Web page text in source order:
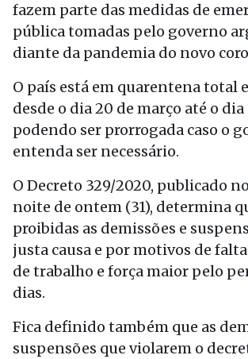
fazem parte das medidas de
pública tomadas pelo governo
diante da pandemia do novo
O país está em quarentena total
desde o dia 20 de março até o dia
podendo ser prorrogada caso o
entenda ser necessário.
O Decreto 329/2020, publicado
noite de ontem (31), determina
proibidas as demissões e
justa causa e por motivos de
de trabalho e força maior pelo
dias.
Fica definido também que as
suspensões que violarem o